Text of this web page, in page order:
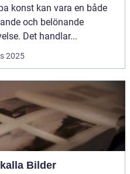
konst kan vara en både
och belönande
Det handlar...
2025
Bilder